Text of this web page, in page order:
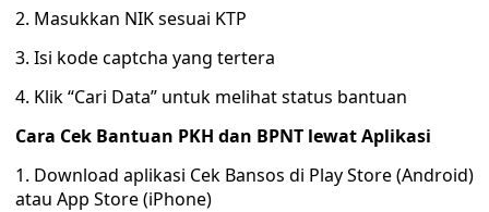
2. Masukkan NIK sesuai KTP
3. Isi kode captcha yang tertera
4. Klik “Cari Data” untuk melihat status bantuan
Cara Cek Bantuan PKH dan BPNT lewat Aplikasi
1. Download aplikasi Cek Bansos di Play Store (Android)
atau App Store (iPhone)